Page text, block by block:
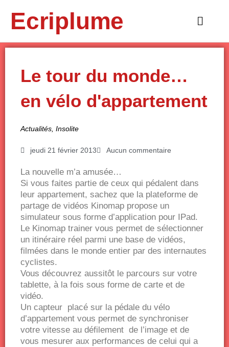
contenuEcriplume
Main
Le tour du monde…
en vélo d'appartement
Actualités, Insolite
jeudi 21 février 2013 Aucun commentaire
La nouvelle m’a amusée…
Si vous faites partie de ceux qui pédalent dans
leur appartement, sachez que la plateforme de
partage de vidéos Kinomap propose un
simulateur sous forme d’application pour IPad.
Le Kinomap trainer vous permet de sélectionner
un itinéraire réel parmi une base de vidéos,
filmées dans le monde entier par des internautes
cyclistes.
Vous découvrez aussitôt le parcours sur votre
tablette, à la fois sous forme de carte et de
vidéo.
Un capteur placé sur la pédale du vélo
d’appartement vous permet de synchroniser
votre vitesse au défilement de l’image et de
vous mesurer aux performances de celui qui a